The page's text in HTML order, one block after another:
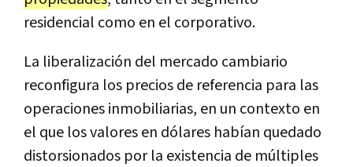
residencial como en el corporativo.
La liberalización del mercado cambiario
reconfigura los precios de referencia para las
operaciones inmobiliarias, en un contexto en
el que los valores en dólares habían quedado
distorsionados por la existencia de múltiples